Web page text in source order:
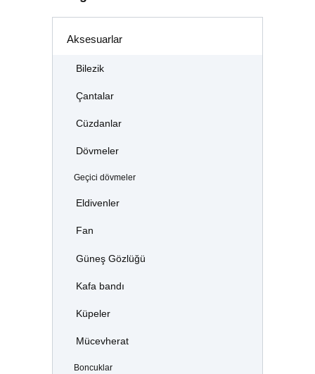
Aksesuarlar
Bilezik
Çantalar
Cüzdanlar
Dövmeler
Geçici dövmeler
Eldivenler
Fan
Güneş Gözlüğü
Kafa bandı
Küpeler
Mücevherat
Boncuklar